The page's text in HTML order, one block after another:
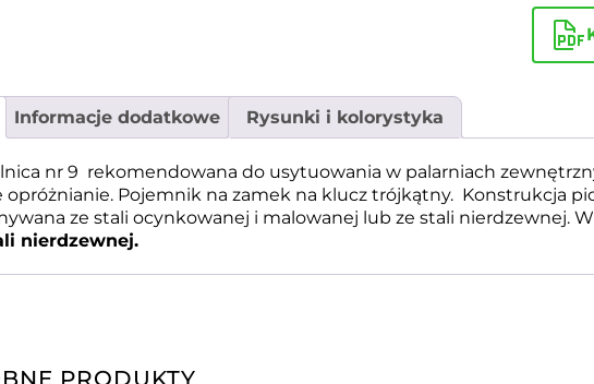
Informacje dodatkowe Rysunki i kolorystyka
nr 9 rekomendowana do usytuowania w palarniach
opróżnianie. Pojemnik na zamek na klucz trójkątny. Konstrukcja
ze stali ocynkowanej i malowanej lub ze stali nierdzewnej.
nierdzewnej.
PRODUKTY